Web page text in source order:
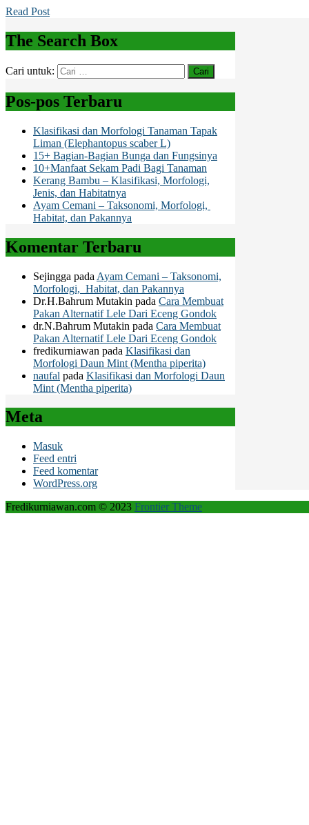
Read Post
The Search Box
Cari untuk:
Pos-pos Terbaru
Klasifikasi dan Morfologi Tanaman Tapak
Liman (Elephantopus scaber L)
15+ Bagian-Bagian Bunga dan Fungsinya
10+Manfaat Sekam Padi Bagi Tanaman
Kerang Bambu – Klasifikasi, Morfologi,
Jenis, dan Habitatnya
Ayam Cemani – Taksonomi, Morfologi,
Habitat, dan Pakannya
Komentar Terbaru
Sejingga pada Ayam Cemani – Taksonomi,
Morfologi, Habitat, dan Pakannya
Dr.H.Bahrum Mutakin pada Cara Membuat
Pakan Alternatif Lele Dari Eceng Gondok
dr.N.Bahrum Mutakin pada Cara Membuat
Pakan Alternatif Lele Dari Eceng Gondok
fredikurniawan pada Klasifikasi dan
Morfologi Daun Mint (Mentha piperita)
naufal pada Klasifikasi dan Morfologi Daun
Mint (Mentha piperita)
Meta
Masuk
Feed entri
Feed komentar
WordPress.org
Fredikurniawan.com © 2023 Frontier Theme